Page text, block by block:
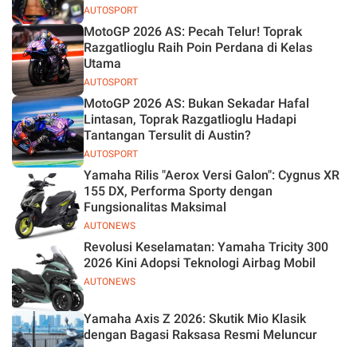
AUTOSPORT
AUTOSPORT
MotoGP 2026 AS: Pecah Telur! Toprak
Razgatlioglu Raih Poin Perdana di Kelas
Utama
AUTOSPORT
MotoGP 2026 AS: Bukan Sekadar Hafal
Lintasan, Toprak Razgatlioglu Hadapi
Tantangan Tersulit di Austin?
AUTONEWS
Yamaha Rilis "Aerox Versi Galon": Cygnus XR
155 DX, Performa Sporty dengan
Fungsionalitas Maksimal
AUTONEWS
Revolusi Keselamatan: Yamaha Tricity 300
2026 Kini Adopsi Teknologi Airbag Mobil
Yamaha Axis Z 2026: Skutik Mio Klasik
dengan Bagasi Raksasa Resmi Meluncur